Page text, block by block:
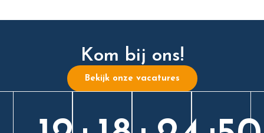
Kom bij ons!
Bekijk onze vacatures